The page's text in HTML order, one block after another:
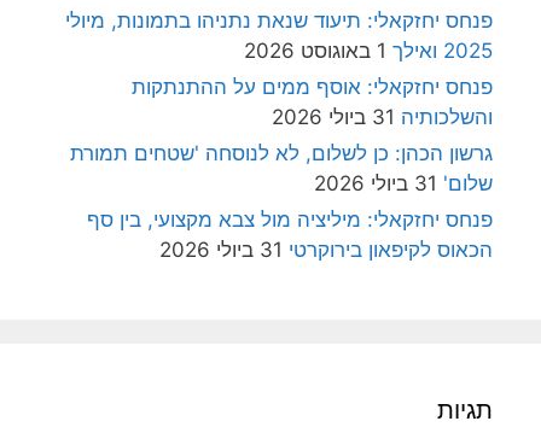
פנחס יחזקאלי: תיעוד שנאת נתניהו בתמונות, מיולי
2025 ואילך
1 באוגוסט 2026
פנחס יחזקאלי: אוסף ממים על ההתנתקות
והשלכותיה 31 ביולי 2026
גרשון הכהן: כן לשלום, לא לנוסחה 'שטחים תמורת
שלום' 31 ביולי 2026
פנחס יחזקאלי: מיליציה מול צבא מקצועי, בין סף
הכאוס לקיפאון בירוקרטי 31 ביולי 2026
תגיות